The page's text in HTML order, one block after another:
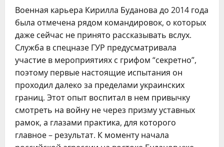
Военная карьера Кирилла Буданова до 2014 года
была отмечена рядом командировок, о которых
даже сейчас не принято рассказывать вслух.
Служба в спецназе ГУР предусматривала
участие в мероприятиях с грифом “секретно”,
поэтому первые настоящие испытания он
проходил далеко за пределами украинских
границ. Этот опыт воспитал в нем привычку
смотреть на войну не через призму уставных
рамок, а глазами практика, для которого
главное – результат. К моменту начала